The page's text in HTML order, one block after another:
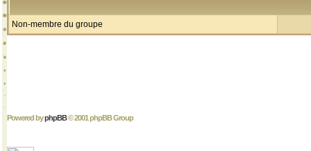
Non-membre du groupe
Powered byphpBB© 2001 phpBB Group